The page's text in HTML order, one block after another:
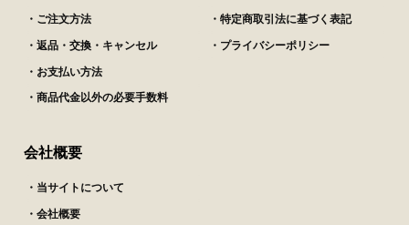
・ご注文方法
・返品・交換・キャンセル
・お支払い方法
・商品代金以外の必要手数料
・特定商取引法に基づく表記
・プライバシーポリシー
会社概要
・当サイトについて
・会社概要